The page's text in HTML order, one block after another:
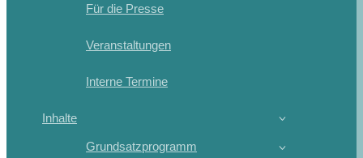
Für die Presse
Veranstaltungen
Interne Termine
Inhalte
Grundsatzprogramm